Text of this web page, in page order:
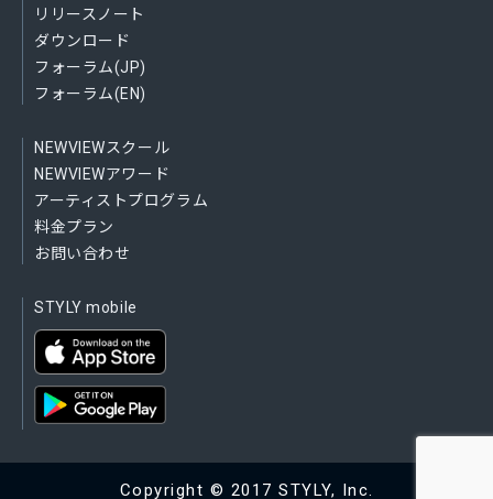
リリースノート
ダウンロード
フォーラム(JP)
フォーラム(EN)
NEWVIEWスクール
NEWVIEWアワード
アーティストプログラム
料金プラン
お問い合わせ
STYLY mobile
Copyright © 2017 STYLY, Inc.